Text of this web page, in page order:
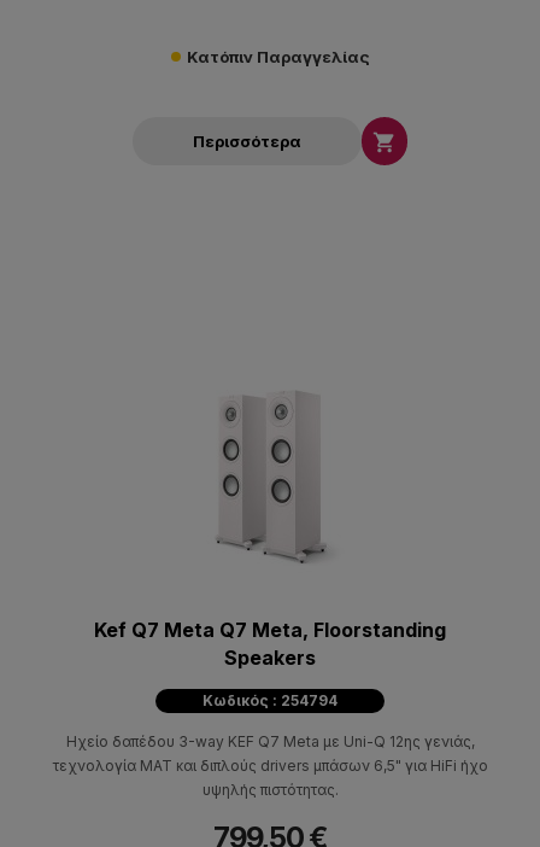
Κατόπιν Παραγγελίας
Περισσότερα 
Kef Q7 Meta Q7 Meta, Floorstanding
Speakers
Κωδικός : 254794
Ηχείο δαπέδου 3-way KEF Q7 Meta με Uni-Q 12ης γενιάς,
τεχνολογία MAT και διπλούς drivers μπάσων 6,5" για HiFi ήχο
υψηλής πιστότητας.
799,50 €